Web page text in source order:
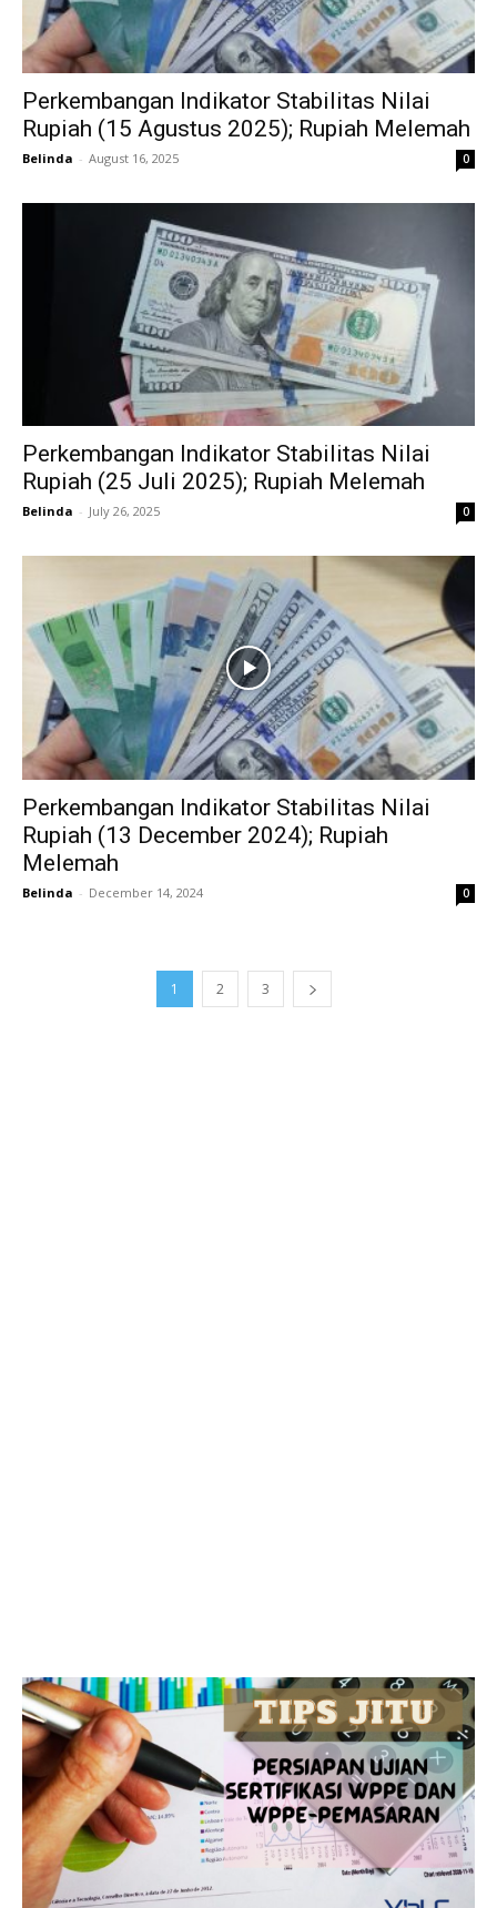
Perkembangan Indikator Stabilitas Nilai
Rupiah (15 Agustus 2025); Rupiah Melemah
Belinda - August 16, 2025 0
Perkembangan Indikator Stabilitas Nilai
Rupiah (25 Juli 2025); Rupiah Melemah
Belinda - July 26, 2025 0
Perkembangan Indikator Stabilitas Nilai
Rupiah (13 December 2024); Rupiah
Melemah
Belinda - December 14, 2024 0
1 2 3